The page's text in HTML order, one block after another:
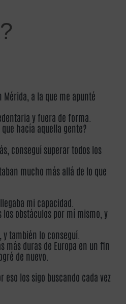
a la que me apunté
y fuera de forma.
hacía aquella gente?
conseguí superar todos los
mucho más allá de lo que
mi capacidad.
obstáculos por mí mismo, y
también lo conseguí.
más duras de Europa en un fin
de nuevo.
los sigo buscando cada vez